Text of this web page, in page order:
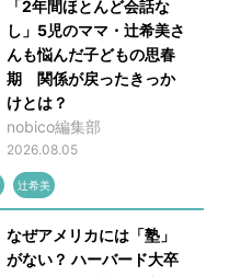
「2年間ほとんど会話な
し」5児のママ・辻希美さ
んも悩んだ子どもの思春
期 関係が戻ったきっか
けとは？
nobico編集部
2026.08.05
辻希美
なぜアメリカには「塾」
がない？ ハーバード大卒